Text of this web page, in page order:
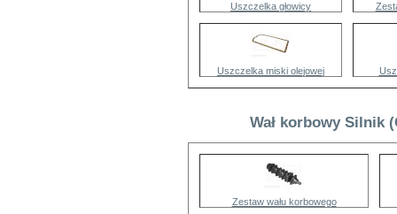
Uszczelka głowicy
Uszczelka miski olejowej
Wał korbowy Silnik
Zestaw wału korbowego